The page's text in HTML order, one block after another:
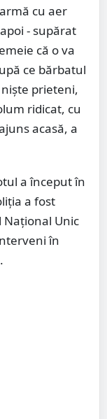
cu aer
- supărat
că o va
ce bărbatul
prieteni,
ridicat, cu
acasă, a
a început în
a fost
Unic
în